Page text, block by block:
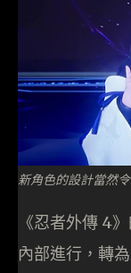
新角色的設計當然
《忍者外傳 4
內部進行，轉